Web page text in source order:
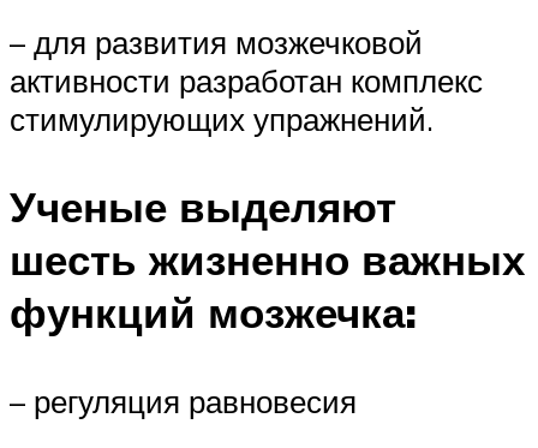
– для развития мозжечковой
активности разработан комплекс
стимулирующих упражнений.
Ученые выделяют
шесть жизненно важных
функций мозжечка:
– регуляция равновесия